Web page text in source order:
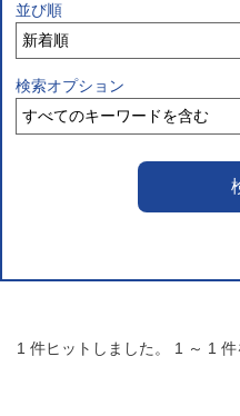
並び順
検索オプション
1 件ヒットしました。 1 ～ 1 件